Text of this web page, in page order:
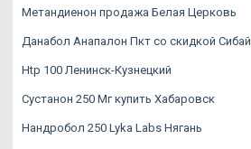
Метандиенон продажа Белая Церковь
Данабол Анапалон Пкт со скидкой Сибай
Htp 100 Ленинск-Кузнецкий
Сустанон 250 Мг купить Хабаровск
Нандробол 250 Lyka Labs Нягань